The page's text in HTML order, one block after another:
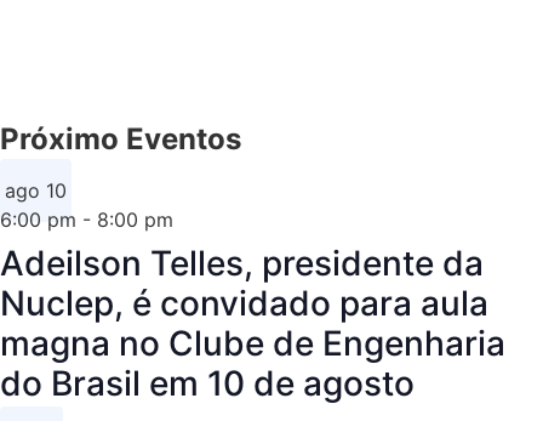
Próximo Eventos
ago 10
6:00 pm - 8:00 pm
Adeilson Telles, presidente da
Nuclep, é convidado para aula
magna no Clube de Engenharia
do Brasil em 10 de agosto